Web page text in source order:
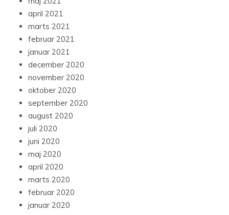
april 2021
marts 2021
februar 2021
januar 2021
december 2020
november 2020
oktober 2020
september 2020
august 2020
juli 2020
juni 2020
maj 2020
april 2020
marts 2020
februar 2020
januar 2020